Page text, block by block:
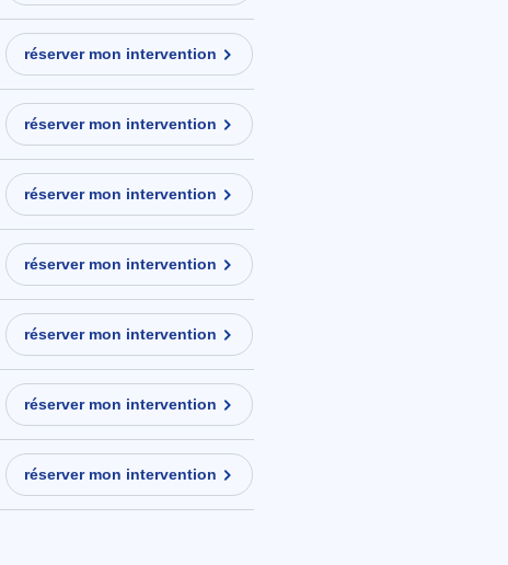
réserver mon intervention
réserver mon intervention
réserver mon intervention
réserver mon intervention
réserver mon intervention
réserver mon intervention
réserver mon intervention